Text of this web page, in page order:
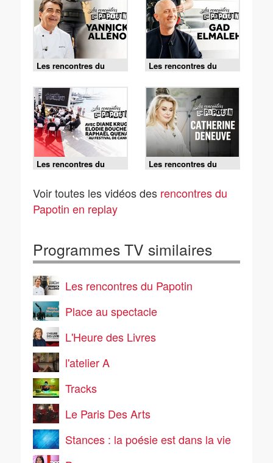
Les rencontres du
Papotin - 25/07/2026
Les rencontres du
Papotin - 06/06/2026
Les rencontres du
Papotin - 17/05/2026
Les rencontres du
Papotin - 02/05/2026
Voir toutes les vidéos des rencontres du
Papotin en replay
Programmes TV similaires
Les rencontres du Papotin
Place au spectacle
L'Heure des Livres
l'atelier A
Tracks
Le Paris Des Arts
Stances : la poésie est dans la vie